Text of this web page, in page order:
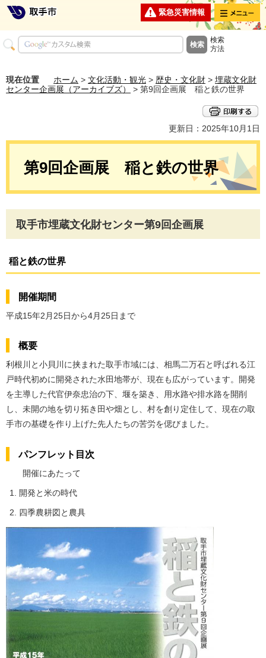
緊急災害情報 メニュー
検索
方法
現在位置 ホーム > 文化活動・観光 > 歴史・文化財 > 埋蔵文化財
センター企画展（アーカイブズ）
> 第9回企画展 稲と鉄の世界
更新日：2025年10月1日
第9回企画展 稲と鉄の世界
取手市埋蔵文化財センター第9回企画展
稲と鉄の世界
開催期間
平成15年2月25日から4月25日まで
概要
利根川と小貝川に挟まれた取手市域には、相馬二万石と呼ばれる江
戸時代初めに開発された水田地帯が、現在も広がっています。開発
を主導した代官伊奈忠治の下、堰を築き、用水路や排水路を開削
し、未開の地を切り拓き田や畑とし、村を創り定住して、現在の取
手市の基礎を作り上げた先人たちの苦労を偲びました。
パンフレット目次
開催にあたって
開発と米の時代
四季農耕図と農具